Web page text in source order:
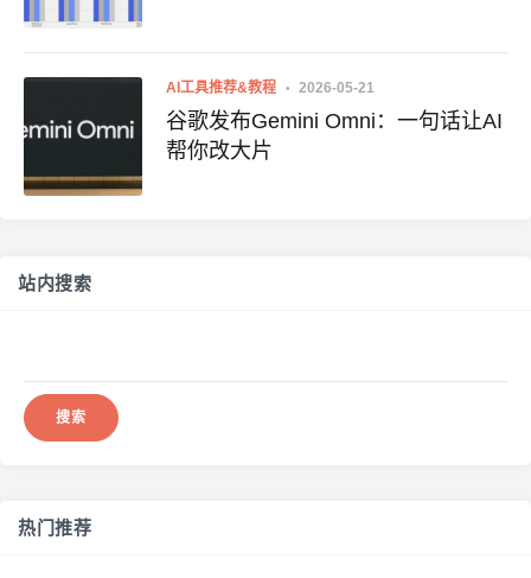
AI工具推荐&教程 2026-05-21
谷歌发布Gemini Omni：一句话让AI
帮你改大片
站内搜索
热门推荐